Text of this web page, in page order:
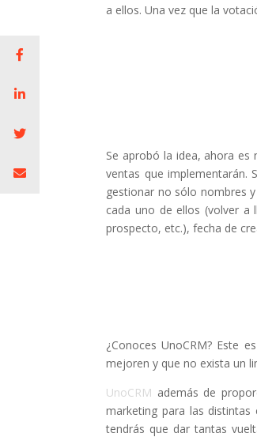
a ellos. Una vez que la
Se aprobó la idea, ahora es
ventas que implementarán.
gestionar no sólo nombres
cada uno de ellos (volver a
prospecto, etc.), fecha de
¿Conoces UnoCRM? Este
mejoren y que no exista un
UnoCRM además de
marketing para las
tendrás que dar tantas